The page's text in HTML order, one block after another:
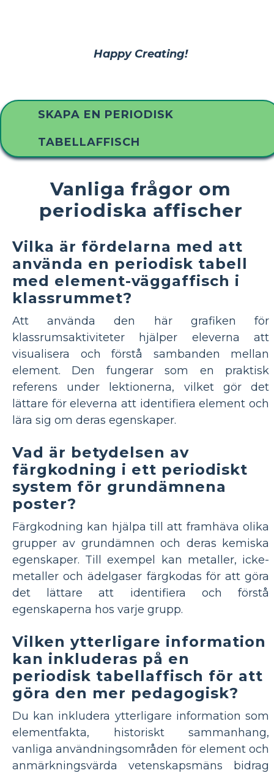
Happy Creating!
SKAPA EN PERIODISK
TABELLAFFISCH
Vanliga frågor om
periodiska affischer
Vilka är fördelarna med att
använda en periodisk tabell
med element-väggaffisch i
klassrummet?
Att använda den här grafiken för
klassrumsaktiviteter hjälper eleverna att
visualisera och förstå sambanden mellan
element. Den fungerar som en praktisk
referens under lektionerna, vilket gör det
lättare för eleverna att identifiera element och
lära sig om deras egenskaper.
Vad är betydelsen av
färgkodning i ett periodiskt
system för grundämnena
poster?
Färgkodning kan hjälpa till att framhäva olika
grupper av grundämnen och deras kemiska
egenskaper. Till exempel kan metaller, icke-
metaller och ädelgaser färgkodas för att göra
det lättare att identifiera och förstå
egenskaperna hos varje grupp.
Vilken ytterligare information
kan inkluderas på en
periodisk tabellaffisch för att
göra den mer pedagogisk?
Du kan inkludera ytterligare information som
elementfakta, historiskt sammanhang,
vanliga användningsområden för element och
anmärkningsvärda vetenskapsmäns bidrag